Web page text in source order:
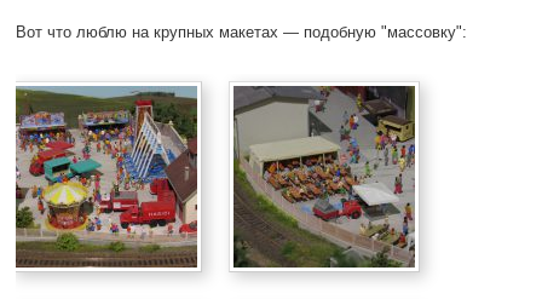
Вот что люблю на крупных макетах — подобную "массовку":